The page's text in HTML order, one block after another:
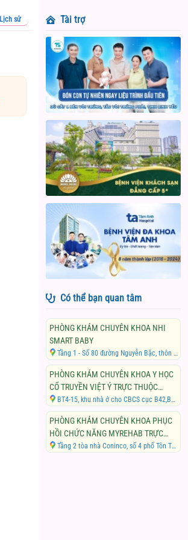
Lịch sử Tài trợ
Có thể bạn quan tâm
PHÒNG KHÁM CHUYÊN KHOA NHI
SMART BABY
Tầng 1 - Số 80 đường Nguyễn Bặc, thôn Cương Ngô, Xã Tứ Hiệp, Huyện Thanh Trì, Thành phố Hà Nội
PHÒNG KHÁM CHUYÊN KHOA Y HỌC
CỔ TRUYỀN VIỆT Ý TRỰC THUỘC
CÔNG TY CỔ PHẦN Y KHOA CHUYÊN
TÂM
BT4-15, khu nhà ở cho CBCS cục B42,B57, tổng cục V - Bộ Công an, Xã Tân Triều, Huyện Thanh Trì, Thành phố Hà Nội
PHÒNG KHÁM CHUYÊN KHOA PHỤC
HỒI CHỨC NĂNG MYREHAB TRỰC
THUỘC CÔNG TY TNHH MỘT THÀNHTầng 2 tòa nhà Coninco, số 4 phố Tôn Thất Tùng, Phường Trung Tự, Quận Đống Đa, Thành phố Hà Nội